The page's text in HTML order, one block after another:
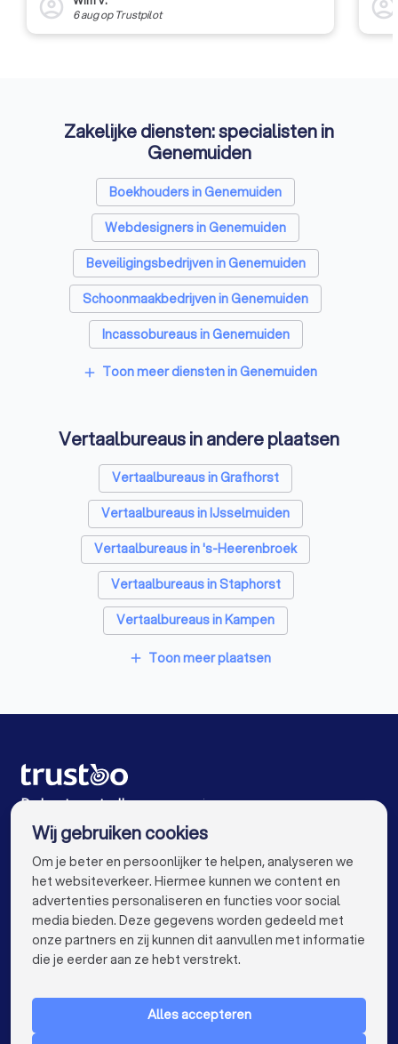
account_circle
6 augop Trustpilot account_circle
Zakelijke diensten: specialisten in
Genemuiden
Boekhouders in Genemuiden
Webdesigners in Genemuiden
Beveiligingsbedrijven in Genemuiden
Schoonmaakbedrijven in Genemuiden
Incassobureaus in Genemuiden
Online marketing bureaus in Genemuiden
SEO-specialisten in Genemuiden
Grafisch ontwerpers in Genemuiden
Reclamebureaus in Genemuiden
Accountants in Genemuiden
add Toon meer diensten in Genemuiden
Vertaalbureaus in andere plaatsen
Vertaalbureaus in Grafhorst
Vertaalbureaus in IJsselmuiden
Vertaalbureaus in 's-Heerenbroek
Vertaalbureaus in Staphorst
Vertaalbureaus in Kampen
Vertaalbureaus in Zwolle
Vertaalbureaus in Wezep
Vertaalbureaus in Amsterdam
Vertaalbureaus in Rotterdam
Vertaalbureaus in Den Haag
Vertaalbureaus in Utrecht
Vertaalbureaus in Tilburg
add Toon meer plaatsen
De beste vertaalbureaus voor jou
VOOR PARTICULIEREN keyboard_arrow_down
Wij gebruiken cookies
Om je beter en persoonlijker te helpen, analyseren we
het websiteverkeer. Hiermee kunnen we content en
advertenties personaliseren en functies voor social
media bieden. Deze gegevens worden gedeeld met
onze partners en zij kunnen dit aanvullen met informatie
die je eerder aan ze hebt verstrekt.
Alles accepteren